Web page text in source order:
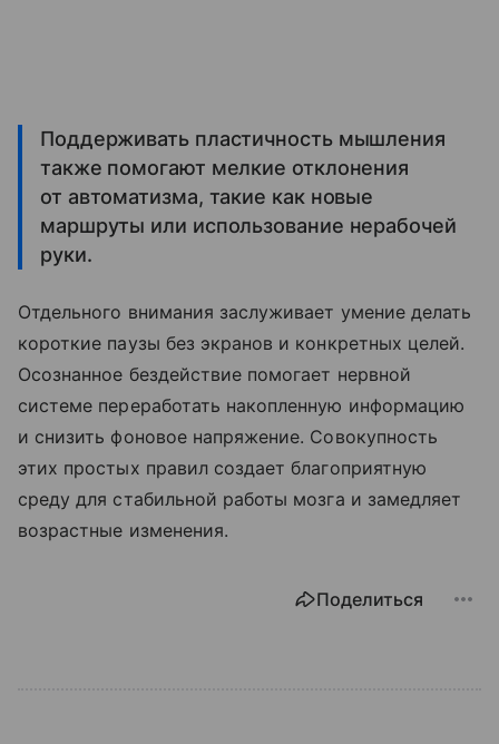
Поддерживать пластичность мышления
также помогают мелкие отклонения
от автоматизма, такие как новые
маршруты или использование нерабочей
руки.
Отдельного внимания заслуживает умение делать
короткие паузы без экранов и конкретных целей.
Осознанное бездействие помогает нервной
системе переработать накопленную информацию
и снизить фоновое напряжение. Совокупность
этих простых правил создает благоприятную
среду для стабильной работы мозга и замедляет
возрастные изменения.
Поделиться